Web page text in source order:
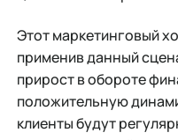
Этот маркетинговый
применив данный
прирост в обороте
положительную
клиенты будут